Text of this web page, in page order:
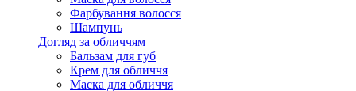
Фарбування волосся
Шампунь
Догляд за обличчям
Бальзам для губ
Крем для обличчя
Маска для обличчя